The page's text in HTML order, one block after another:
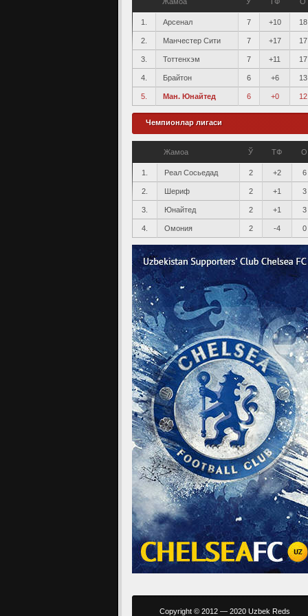
1. Арсенал 7 +10 18
2. Манчестер Сити 7 +17 17
3. Тоттенхэм 7 +11 17
4. Брайтон 6 +6 13
5. Ман. Юнайтед 6 +0 12
Чемпионлар лигаси
Жамоа Ў ТФ О
1. Реал Сосьедад 2 +2 6
2. Шериф 2 +1 3
3. Юнайтед 2 +1 3
4. Омония 2 -4 0
Copyright © 2012 — 2020 Uzbek Reds